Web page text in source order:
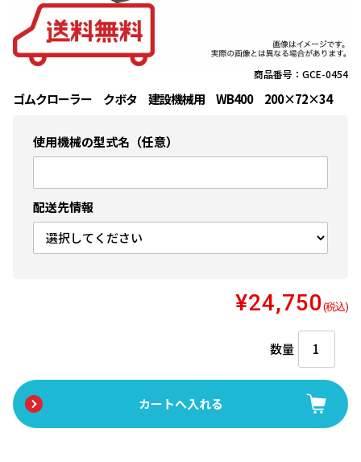
商品番号：GCE-0454
ゴムクローラー クボタ 建設機械用 WB400 200×72×34
使用機械の型式名（任意）
配送先情報
¥24,750 (税込)
数量